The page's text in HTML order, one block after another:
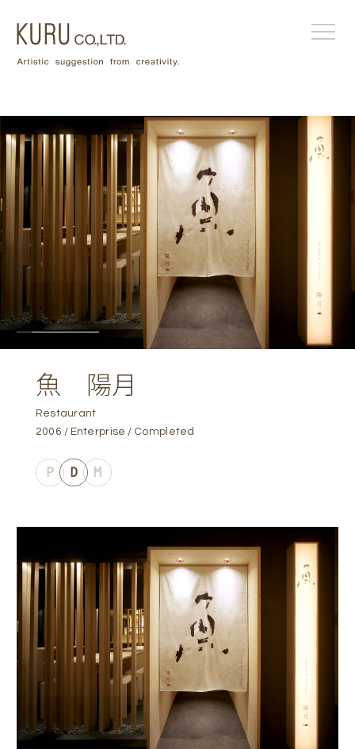
魚 陽月
Restaurant
2006
Enterprise Completed
P D M